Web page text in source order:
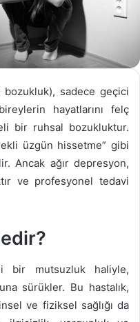
sadece geçici
hayatlarını felç
bir ruhsal bozukluktur.
üzgün hissetme” gibi
Ancak ağır depresyon,
ve profesyonel tedavi
bir mutsuzluk haliyle,
sürükler. Bu hastalık,
ve fiziksel sağlığı da